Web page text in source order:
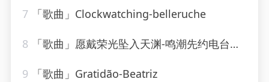
7 「歌曲」Clockwatching-belleruche
8 「歌曲」愿戴荣光坠入天渊-鸣潮先约电台、jixwang、VISION SOUND
9 「歌曲」Gratidão-Beatriz